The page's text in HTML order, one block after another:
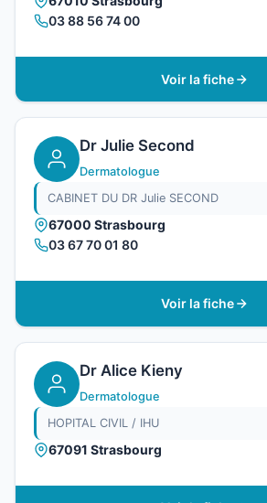
03 88 56 74 00
Voir la fiche
Dr Julie Second
Dermatologue
CABINET DU DR Julie SECOND
67000 Strasbourg
03 67 70 01 80
Voir la fiche
Dr Alice Kieny
Dermatologue
HOPITAL CIVIL / IHU
67091 Strasbourg